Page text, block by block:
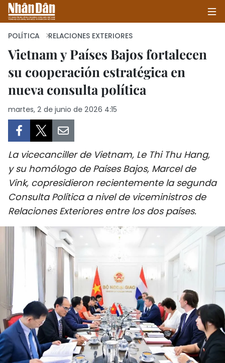
INICIO
POLÍTICA
SALUD - MEDIO AMBIENTE
CULTURA - ENTRETENIMIENTO
INTERNACIONAL
DEPORTES
PUENTE DE AMISTAD
HISTORIAS MULTIMEDIA
FOTOGRAFÍA
POLÍTICA RELACIONES EXTERIORES
Vietnam y Países Bajos fortalecen
su cooperación estratégica en
nueva consulta política
martes, 2 de junio de 2026 4:15
La vicecanciller de Vietnam, Le Thi Thu Hang,
y su homólogo de Países Bajos, Marcel de
Vink, copresidieron recientemente la segunda
Consulta Política a nivel de viceministros de
Relaciones Exteriores entre los dos países.